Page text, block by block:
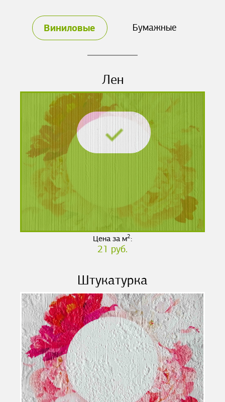
Виниловые Бумажные
Лен
Цена за м2:
21 руб.
Штукатурка